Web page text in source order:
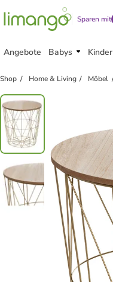
Sparen mit
Angebote Babys Kinder
Shop Home & Living Möbel